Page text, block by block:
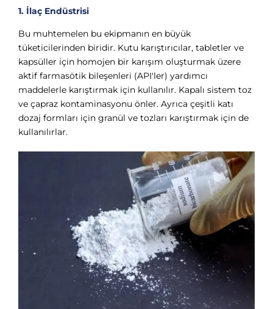
1. İlaç Endüstrisi
Bu muhtemelen bu ekipmanın en büyük
tüketicilerinden biridir. Kutu karıştırıcılar, tabletler ve
kapsüller için homojen bir karışım oluşturmak üzere
aktif farmasötik bileşenleri (API'ler) yardımcı
maddelerle karıştırmak için kullanılır. Kapalı sistem toz
ve çapraz kontaminasyonu önler. Ayrıca çeşitli katı
dozaj formları için granül ve tozları karıştırmak için de
kullanılırlar.